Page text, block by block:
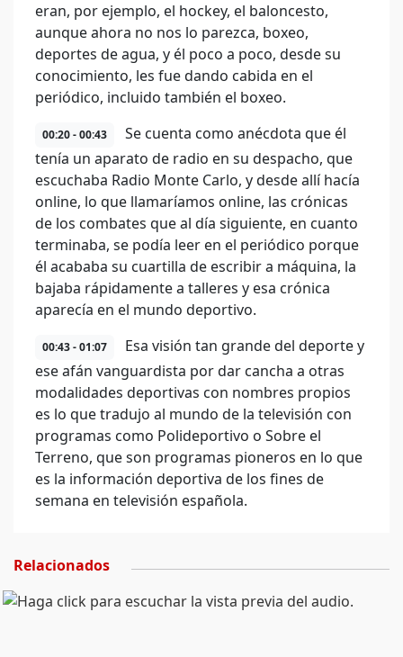
eran, por ejemplo, el hockey, el baloncesto,
aunque ahora no nos lo parezca, boxeo,
deportes de agua, y él poco a poco, desde su
conocimiento, les fue dando cabida en el
periódico, incluido también el boxeo.
00:20 - 00:43
Se cuenta como anécdota que él
tenía un aparato de radio en su despacho, que
escuchaba Radio Monte Carlo, y desde allí hacía
online, lo que llamaríamos online, las crónicas
de los combates que al día siguiente, en cuanto
terminaba, se podía leer en el periódico porque
él acababa su cuartilla de escribir a máquina, la
bajaba rápidamente a talleres y esa crónica
aparecía en el mundo deportivo.
00:43 - 01:07
Esa visión tan grande del deporte y
ese afán vanguardista por dar cancha a otras
modalidades deportivas con nombres propios
es lo que tradujo al mundo de la televisión con
programas como Polideportivo o Sobre el
Terreno, que son programas pioneros en lo que
es la información deportiva de los fines de
semana en televisión española.
Relacionados